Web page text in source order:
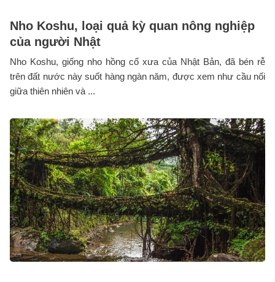
Nho Koshu, loại quả kỳ quan nông nghiệp
của người Nhật
Nho Koshu, giống nho hồng cổ xưa của Nhật Bản, đã bén rễ
trên đất nước này suốt hàng ngàn năm, được xem như cầu nối
giữa thiên nhiên và ...